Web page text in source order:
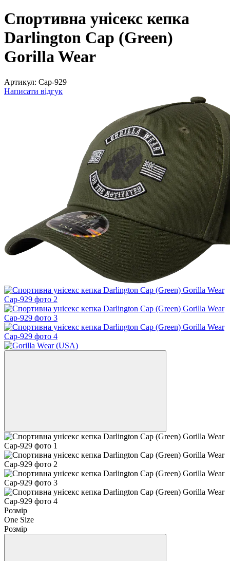
Спортивна унісекс кепка
Darlington Cap (Green)
Gorilla Wear
Артикул: Cap-929
Написати відгук
Розмір
One Size
Розмір